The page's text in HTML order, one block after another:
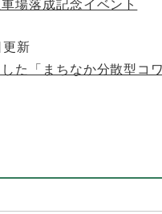
場落成記念イベント
新
た「まちなか分散型コ